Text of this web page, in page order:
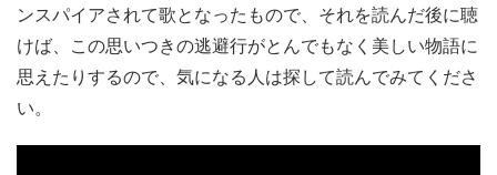
ンスパイアされて歌となったもので、それを読んだ後に聴
けば、この思いつきの逃避行がとんでもなく美しい物語に
思えたりするので、気になる人は探して読んでみてくださ
い。